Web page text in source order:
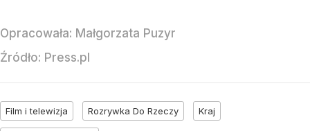
Opracowała: Małgorzata Puzyr
Źródło: Press.pl
Film i telewizja Rozrywka Do Rzeczy Kraj